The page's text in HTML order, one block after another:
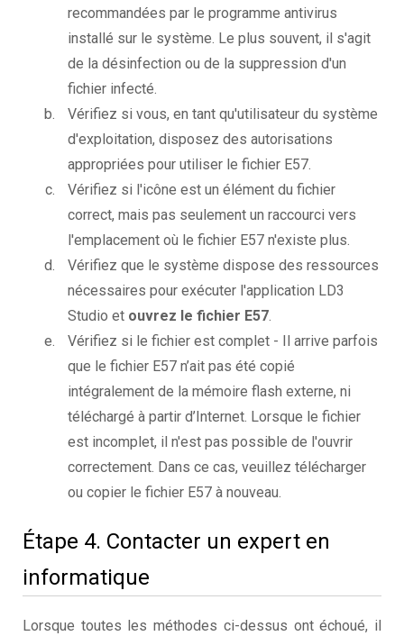
recommandées par le programme antivirus
installé sur le système. Le plus souvent, il s'agit
de la désinfection ou de la suppression d'un
fichier infecté.
Vérifiez si vous, en tant qu'utilisateur du système
d'exploitation, disposez des autorisations
appropriées pour utiliser le fichier E57.
Vérifiez si l'icône est un élément du fichier
correct, mais pas seulement un raccourci vers
l'emplacement où le fichier E57 n'existe plus.
Vérifiez que le système dispose des ressources
nécessaires pour exécuter l'application LD3
Studio et ouvrez le fichier E57.
Vérifiez si le fichier est complet - Il arrive parfois
que le fichier E57 n’ait pas été copié
intégralement de la mémoire flash externe, ni
téléchargé à partir d’Internet. Lorsque le fichier
est incomplet, il n'est pas possible de l'ouvrir
correctement. Dans ce cas, veuillez télécharger
ou copier le fichier E57 à nouveau.
Étape 4. Contacter un expert en
informatique
Lorsque toutes les méthodes ci-dessus ont échoué, il